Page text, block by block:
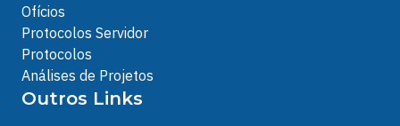
Ofícios
Protocolos Servidor
Protocolos
Análises de Projetos
Outros Links